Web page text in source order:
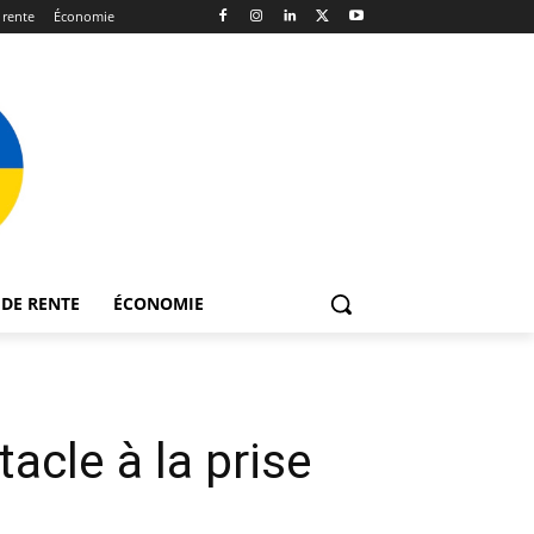
Économie
RENTE ÉCONOMIE
à la prise